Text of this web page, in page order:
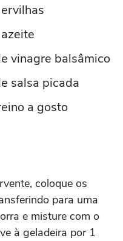
vinagre balsâmico
salsa picada
a gosto
coloque os
para uma
e misture com o
à geladeira por 1